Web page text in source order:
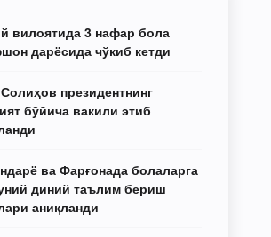
вилоятида 3 нафар бола
дарёсида чўкиб кетди
президентнинг
бўйича вакили этиб
ва Фарғонада болаларга
диний таълим бериш
аниқланди